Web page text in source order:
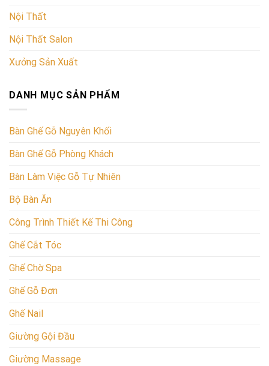
Nội Thất
Nội Thất Salon
Xưởng Sản Xuất
DANH MỤC SẢN PHẨM
Bàn Ghế Gỗ Nguyên Khối
Bàn Ghế Gỗ Phòng Khách
Bàn Làm Việc Gỗ Tự Nhiên
Bộ Bàn Ăn
Công Trình Thiết Kế Thi Công
Ghế Cắt Tóc
Ghế Chờ Spa
Ghế Gỗ Đơn
Ghế Nail
Giường Gội Đầu
Giường Massage